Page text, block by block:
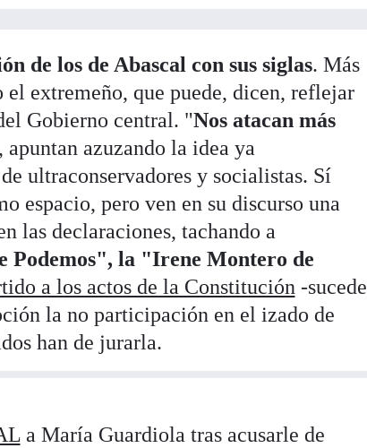
de los de Abascal con sus siglas. Más
el extremeño, que puede, dicen, reflejar
Gobierno central. "Nos atacan más
apuntan azuzando la idea ya
ultraconservadores y socialistas. Sí
espacio, pero ven en su discurso una
las declaraciones, tachando a
Podemos", la "Irene Montero de
a los actos de la Constitución-sucede
la no participación en el izado de
han de jurarla.
a María Guardiola tras acusarle de